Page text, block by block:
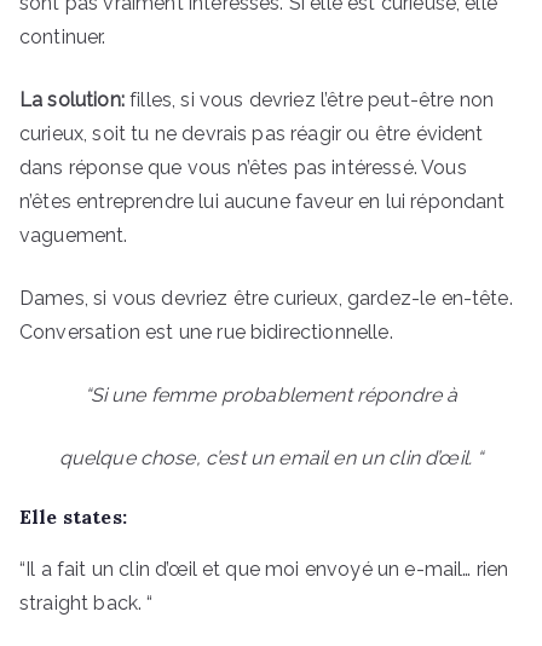
continuer.
La solution:filles, si vous devriez l’être peut-être non
curieux, soit tu ne devrais pas réagir ou être évident
dans réponse que vous n’êtes pas intéressé. Vous
n’êtes entreprendre lui aucune faveur en lui répondant
vaguement.
Dames, si vous devriez être curieux, gardez-le en-tête.
Conversation est une rue bidirectionnelle.
“Si une femme probablement répondre à
quelque chose, c’est un email en un clin d’œil. “
Elle states:
“Il a fait un clin d’œil et que moi envoyé un e-mail… rien
straight back. “